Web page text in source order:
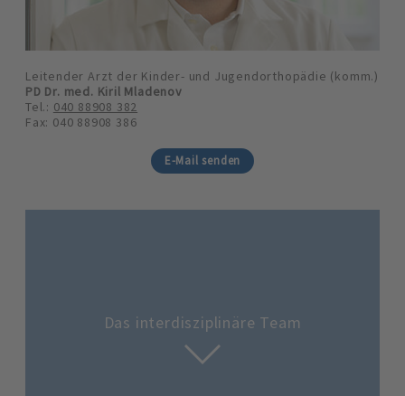
Leitender Arzt der Kinder- und Jugendorthopädie (komm.)
PD Dr. med. Kiril Mladenov
Tel.: 040 88908 382
Fax: 040 88908 386
E-Mail senden
Das interdisziplinäre Team